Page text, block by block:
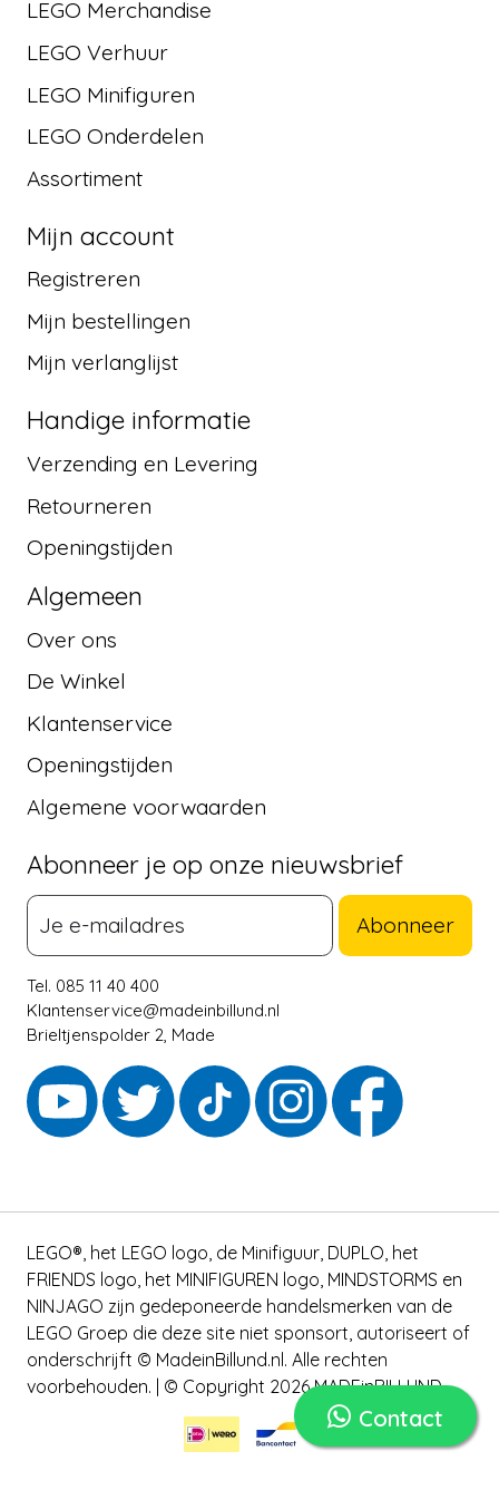
Contact
LEGO Merchandise
LEGO Verhuur
LEGO Minifiguren
LEGO Onderdelen
Assortiment
Mijn account
Registreren
Mijn bestellingen
Mijn verlanglijst
Handige informatie
Verzending en Levering
Retourneren
Openingstijden
Algemeen
Over ons
De Winkel
Klantenservice
Openingstijden
Algemene voorwaarden
Abonneer je op onze nieuwsbrief
Abonneer
Tel. 085 11 40 400
Klantenservice@madeinbillund.nl
Brieltjenspolder 2, Made
LEGO®, het LEGO logo, de Minifiguur, DUPLO, het
FRIENDS logo, het MINIFIGUREN logo, MINDSTORMS en
NINJAGO zijn gedeponeerde handelsmerken van de
LEGO Groep die deze site niet sponsort, autoriseert of
onderschrijft © MadeinBillund.nl. Alle rechten
voorbehouden. | © Copyright 2026 MADEinBILLUND